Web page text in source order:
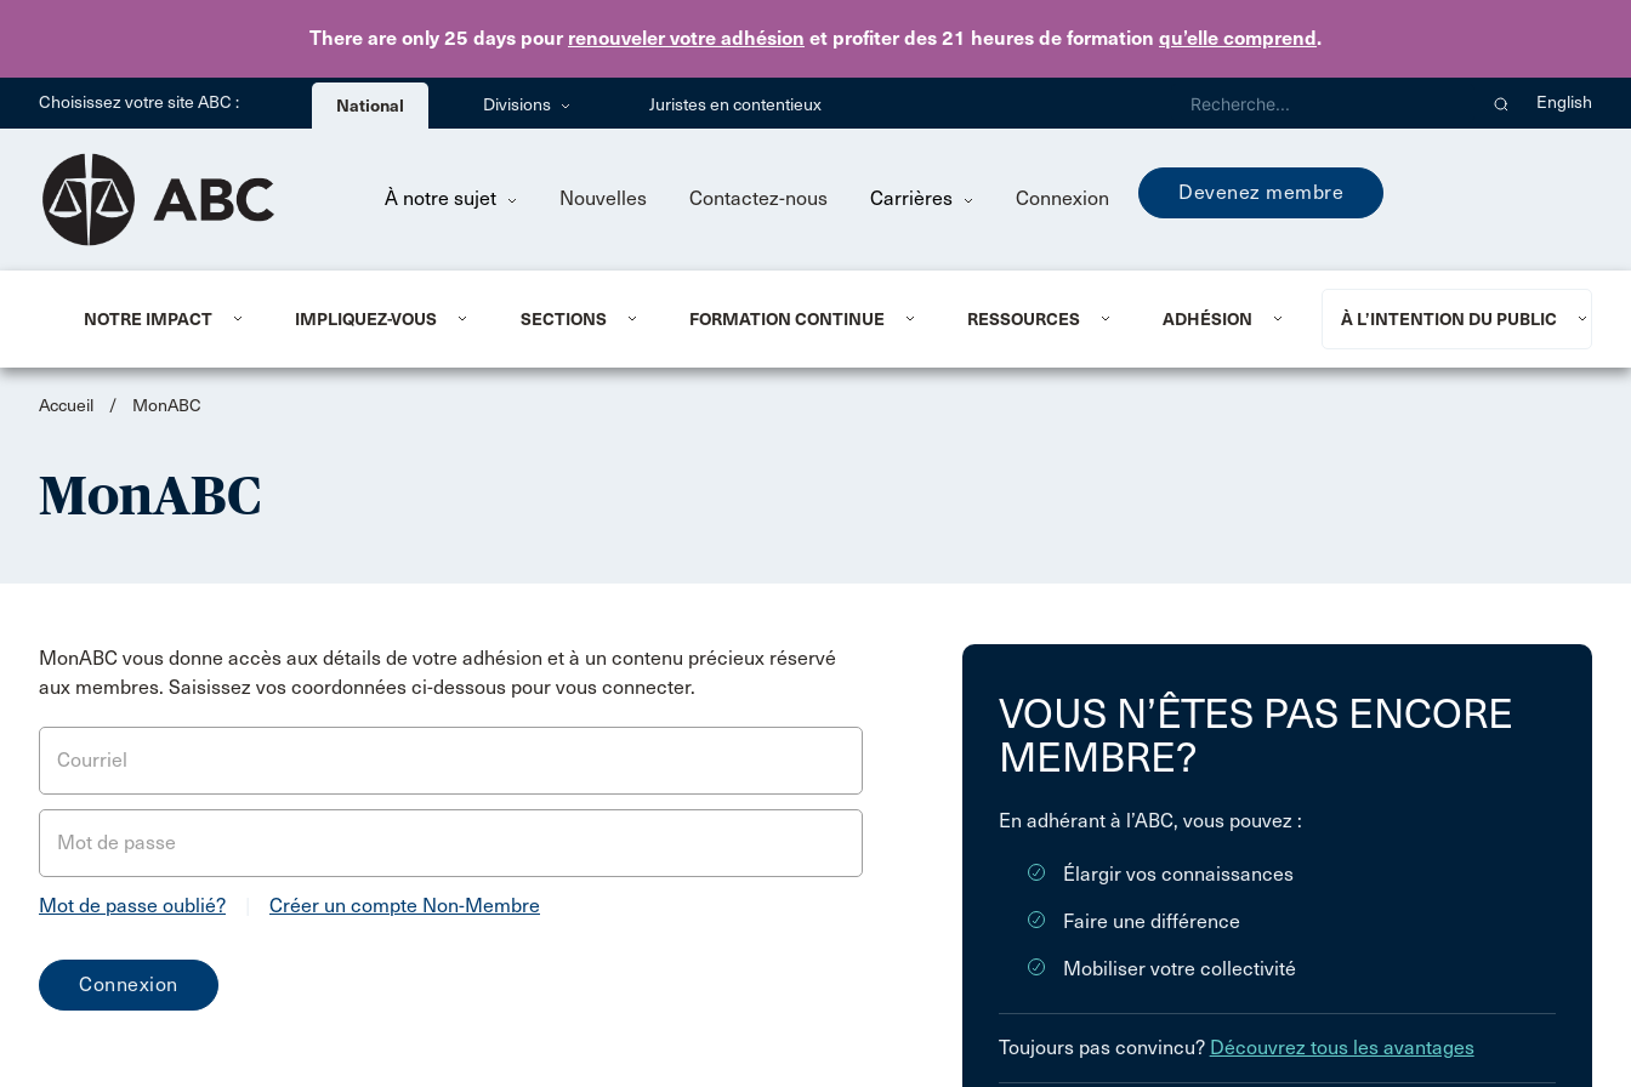
There are only 25 days pour renouveler votre adhésion et profiter des 21 heures de formation qu’elle comprend.
Skip to main content
Choisissez votre site ABC : National Divisions Juristes en contentieux English
À notre sujet Nouvelles Contactez-nous Carrières Connexion Devenez membre
NOTRE IMPACT IMPLIQUEZ-VOUS SECTIONS FORMATION CONTINUE RESSOURCES ADHÉSION À L’INTENTION DU PUBLIC
Accueil / MonABC
MonABC
MonABC vous donne accès aux détails de votre adhésion et à un contenu précieux réservé
aux membres. Saisissez vos coordonnées ci-dessous pour vous connecter.
Courriel
Mot de passe
Mot de passe oublié? Créer un compte Non-Membre
VOUS N’ÊTES PAS ENCORE
MEMBRE?
En adhérant à l’ABC, vous pouvez :
Élargir vos connaissances
Faire une différence
Mobiliser votre collectivité
Toujours pas convincu? Découvrez tous les avantages